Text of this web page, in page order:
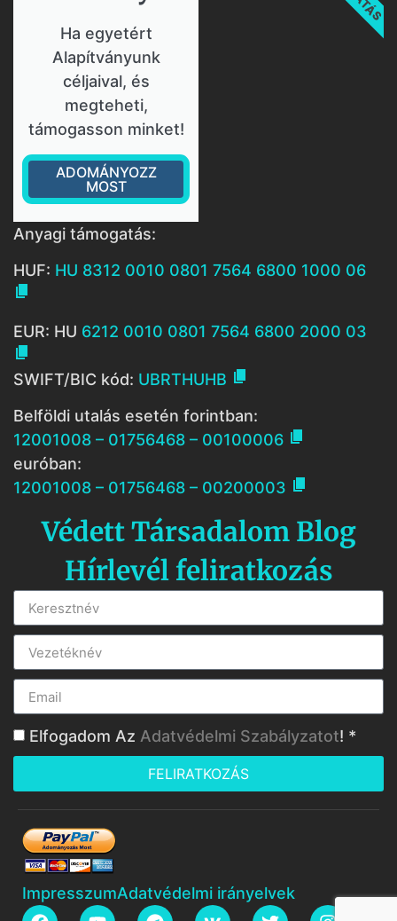
Ha egyetért
Alapítványunk
céljaival, és
megteheti,
támogasson minket!
ADOMÁNYOZZ
MOST
Anyagi támogatás:
HUF: HU 8312 0010 0801 7564 6800 1000 06

EUR: HU 6212 0010 0801 7564 6800 2000 03

SWIFT/BIC kód: UBRTHUHB 
Belföldi utalás esetén forintban:
12001008 – 01756468 – 00100006 
euróban:
12001008 – 01756468 – 00200003 
Védett Társadalom Blog
Hírlevél feliratkozás
Elfogadom Az Adatvédelmi Szabályzatot! *
FELIRATKOZÁS
ImpresszumAdatvédelmi irányelvek